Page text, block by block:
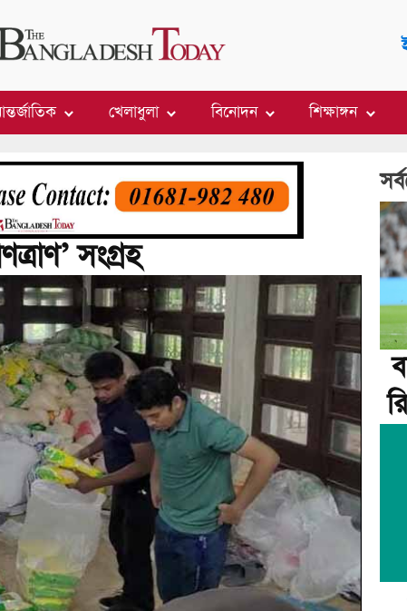
খেলাধুলা বিনোদন শিক্ষাঙ্গন
সংগ্রহ